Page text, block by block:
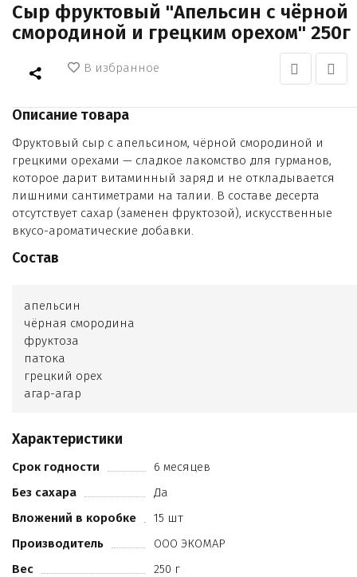
Сыр фруктовый "Апельсин с чёрной
смородиной и грецким орехом" 250г
В избранное
Описание товара
Фруктовый сыр с апельсином, чёрной смородиной и
грецкими орехами — сладкое лакомство для гурманов,
которое дарит витаминный заряд и не откладывается
лишними сантиметрами на талии. В составе десерта
отсутствует сахар (заменен фруктозой), искусственные
вкусо-ароматические добавки.
Состав
апельсин
чёрная смородина
фруктоза
патока
грецкий орех
агар-агар
Характеристики
Срок годности
6 месяцев
Без сахара
Да
Вложений в коробке
15 шт
Производитель
ООО ЭКОМАР
Вес
250 г